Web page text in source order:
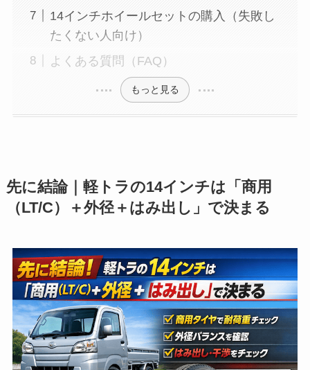
14インチホイールセットの購入（失敗し
たくない人向け）
よくある質問（FAQ）
もっと見る
先に結論｜軽トラの14インチは「商用
（LT/C）＋外径＋はみ出し」で決まる